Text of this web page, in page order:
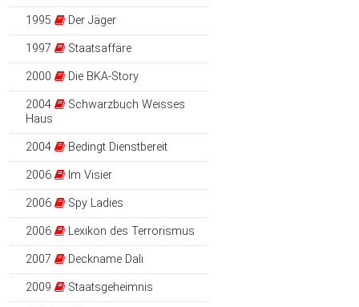
1995 Der Jäger
1997 Staatsaffäre
2000 Die BKA-Story
2004
Schwarzbuch Weisses
Haus
2004 Bedingt Dienstbereit
2006 Im Visier
2006 Spy Ladies
2006 Lexikon des Terrorismus
2007 Deckname Dali
2009 Staatsgeheimnis